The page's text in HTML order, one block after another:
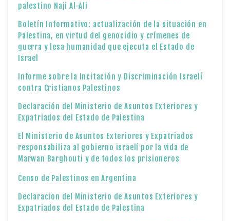
palestino Naji Al-Ali
Boletín Informativo: actualización de la situación en
Palestina, en virtud del genocidio y crímenes de
guerra y lesa humanidad que ejecuta el Estado de
Israel
Informe sobre la Incitación y Discriminación Israelí
contra Cristianos Palestinos
Declaración del Ministerio de Asuntos Exteriores y
Expatriados del Estado de Palestina
El Ministerio de Asuntos Exteriores y Expatriados
responsabiliza al gobierno israelí por la vida de
Marwan Barghouti y de todos los prisioneros
Censo de Palestinos en Argentina
Declaracion del Ministerio de Asuntos Exteriores y
Expatriados del Estado de Palestina